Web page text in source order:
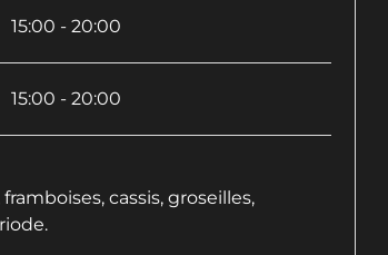
15:00 - 20:00
15:00 - 20:00
cassis, groseilles,